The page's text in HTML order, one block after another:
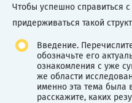
Чтобы успешно справиться
придерживаться такой
Введение.
обозначьте его
ознакомления с уже
же области
именно эта тема была
расскажите, каких